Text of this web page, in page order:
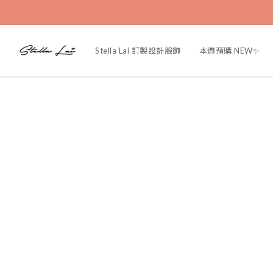
Stella Lai 訂製設計服飾 本週預購 NEW✨